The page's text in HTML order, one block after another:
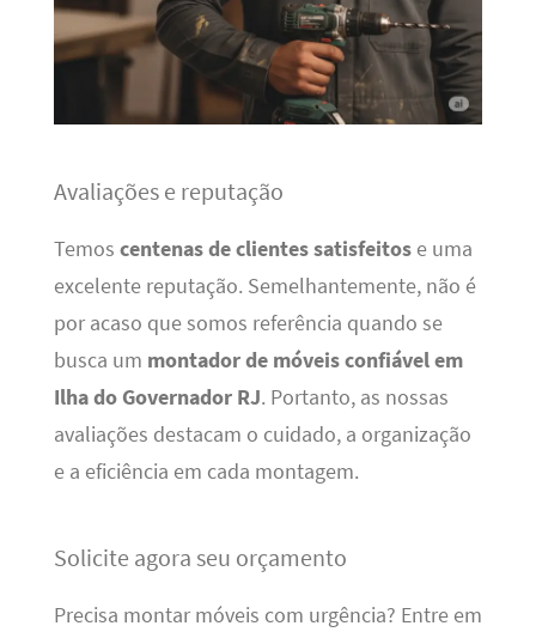
Avaliações e reputação
Temos centenas de clientes satisfeitose uma
excelente reputação. Semelhantemente, não é
por acaso que somos referência quando se
busca um montador de móveis confiável em
Ilha do Governador RJ. Portanto, as nossas
avaliações destacam o cuidado, a organização
e a eficiência em cada montagem.
Solicite agora seu orçamento
Precisa montar móveis com urgência? Entre em